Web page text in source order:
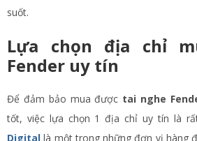
suốt.
Lựa chọn địa chỉ
Fender uy tín
Để đảm bảo mua được tai nghe
tốt, việc lựa chọn 1 địa chỉ uy tín là
Digital là một trong những đơn vị hàng